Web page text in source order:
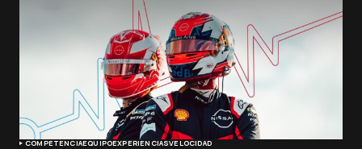
COMPETENCIAEQUIPOEXPERIENCIASVELOCIDAD